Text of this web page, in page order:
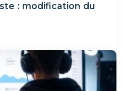
: modification du